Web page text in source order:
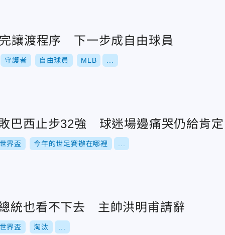
讓渡程序 下一步成自由球員
守護者 自由球員 MLB
巴西止步32強 球迷場邊痛哭仍給肯定
界盃 今年的世足賽辦在哪裡
統也看不下去 主帥洪明甫請辭
界盃 淘汰